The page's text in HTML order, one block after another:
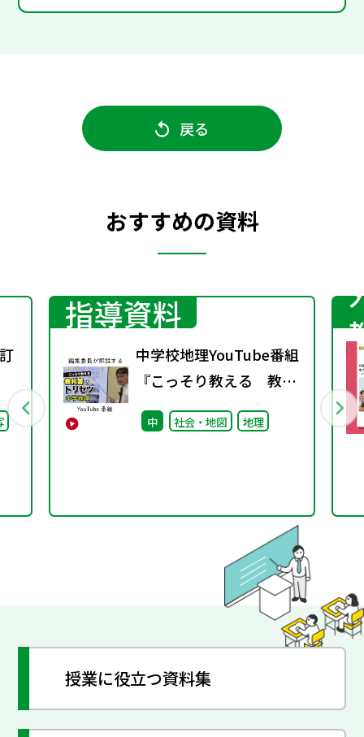
戻る
おすすめの資料
指導資料
中学校地理YouTube番組
『こっそり教える 教科
書のトリセツ』好評配信
中！
中 社会・地図 地理
授業に役立つ資料集